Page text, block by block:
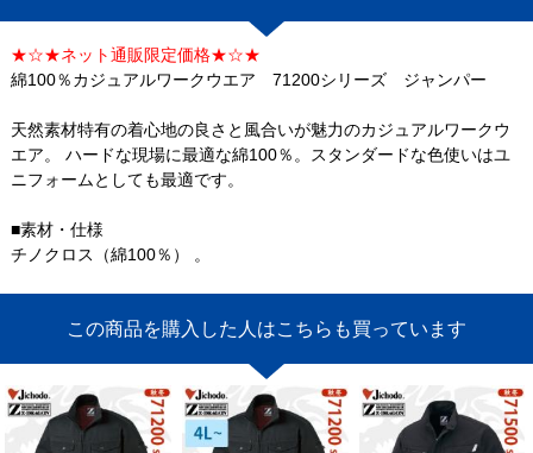
★☆★ネット通販限定価格★☆★
綿100％カジュアルワークウエア 71200シリーズ ジャンパー
天然素材特有の着心地の良さと風合いが魅力のカジュアルワークウ
エア。 ハードな現場に最適な綿100％。スタンダードな色使いはユ
ニフォームとしても最適です。
■素材・仕様
チノクロス（綿100％） 。
この商品を購入した人はこちらも買っています